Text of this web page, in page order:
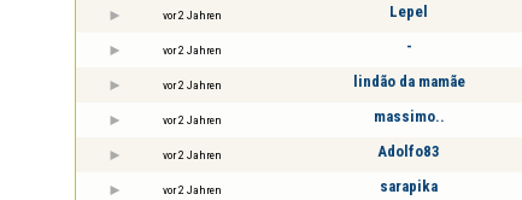
vor 2 Jahren Lepel
vor 2 Jahren -
vor 2 Jahren lindão da mamãe
vor 2 Jahren massimo..
vor 2 Jahren Adolfo83
vor 2 Jahren sarapika